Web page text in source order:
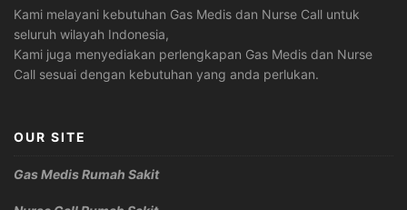
Kami melayani kebutuhan Gas Medis dan Nurse Call untuk
seluruh wilayah Indonesia,
Kami juga menyediakan perlengkapan Gas Medis dan Nurse
Call sesuai dengan kebutuhan yang anda perlukan.
OUR SITE
Gas Medis Rumah Sakit